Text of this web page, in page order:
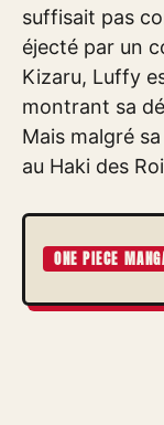
suffisait pas
éjecté par un
Kizaru, Luffy
montrant sa
Mais malgré
au Haki des
ONE PIECE